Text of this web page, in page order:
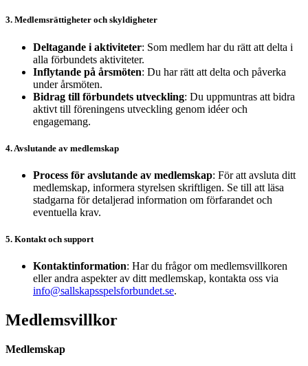
3. Medlemsrättigheter och skyldigheter
Deltagande i aktiviteter: Som medlem har du rätt att delta i
alla förbundets aktiviteter.
Inflytande på årsmöten: Du har rätt att delta och påverka
under årsmöten.
Bidrag till förbundets utveckling: Du uppmuntras att bidra
aktivt till föreningens utveckling genom idéer och
engagemang.
4. Avslutande av medlemskap
Process för avslutande av medlemskap: För att avsluta ditt
medlemskap, informera styrelsen skriftligen. Se till att läsa
stadgarna för detaljerad information om förfarandet och
eventuella krav.
5. Kontakt och support
Kontaktinformation: Har du frågor om medlemsvillkoren
eller andra aspekter av ditt medlemskap, kontakta oss via
info@sallskapsspelsforbundet.se.
Medlemsvillkor
Medlemskap